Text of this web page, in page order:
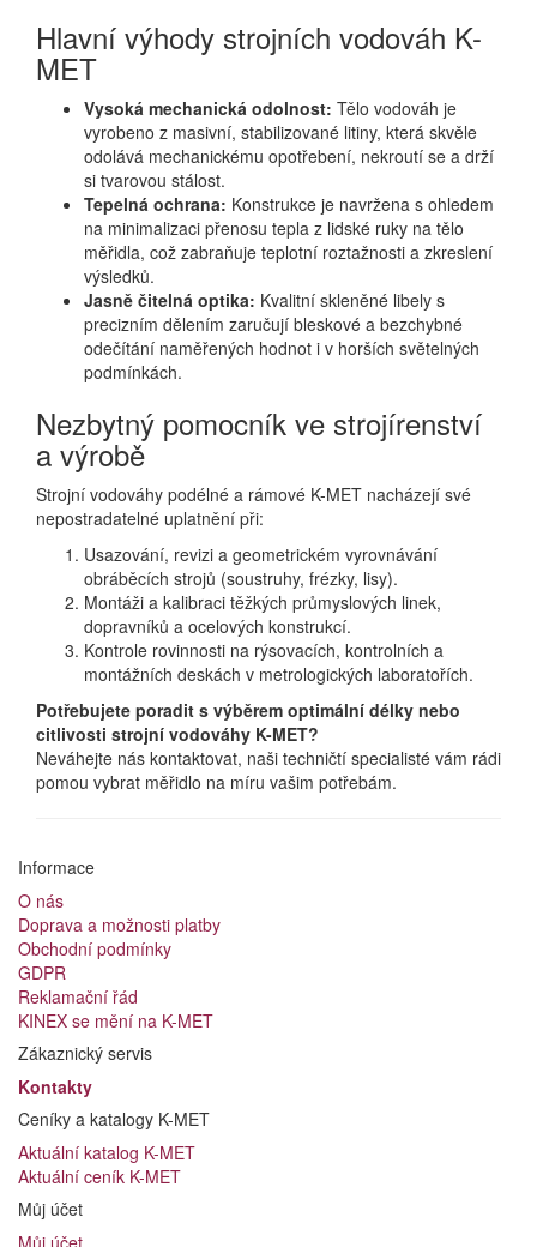
Hlavní výhody strojních vodováh K-
MET
Vysoká mechanická odolnost: Tělo vodováh je
vyrobeno z masivní, stabilizované litiny, která skvěle
odolává mechanickému opotřebení, nekroutí se a drží
si tvarovou stálost.
Tepelná ochrana: Konstrukce je navržena s ohledem
na minimalizaci přenosu tepla z lidské ruky na tělo
měřidla, což zabraňuje teplotní roztažnosti a zkreslení
výsledků.
Jasně čitelná optika: Kvalitní skleněné libely s
precizním dělením zaručují bleskové a bezchybné
odečítání naměřených hodnot i v horších světelných
podmínkách.
Nezbytný pomocník ve strojírenství
a výrobě
Strojní vodováhy podélné a rámové K-MET nacházejí své
nepostradatelné uplatnění při:
Usazování, revizi a geometrickém vyrovnávání
obráběcích strojů (soustruhy, frézky, lisy).
Montáži a kalibraci těžkých průmyslových linek,
dopravníků a ocelových konstrukcí.
Kontrole rovinnosti na rýsovacích, kontrolních a
montážních deskách v metrologických laboratořích.
Potřebujete poradit s výběrem optimální délky nebo
citlivosti strojní vodováhy K-MET?
Neváhejte nás kontaktovat, naši techničtí specialisté vám rádi
pomou vybrat měřidlo na míru vašim potřebám.
Informace
O nás
Doprava a možnosti platby
Obchodní podmínky
GDPR
Reklamační řád
KINEX se mění na K-MET
Zákaznický servis
Kontakty
Ceníky a katalogy K-MET
Aktuální katalog K-MET
Aktuální ceník K-MET
Můj účet